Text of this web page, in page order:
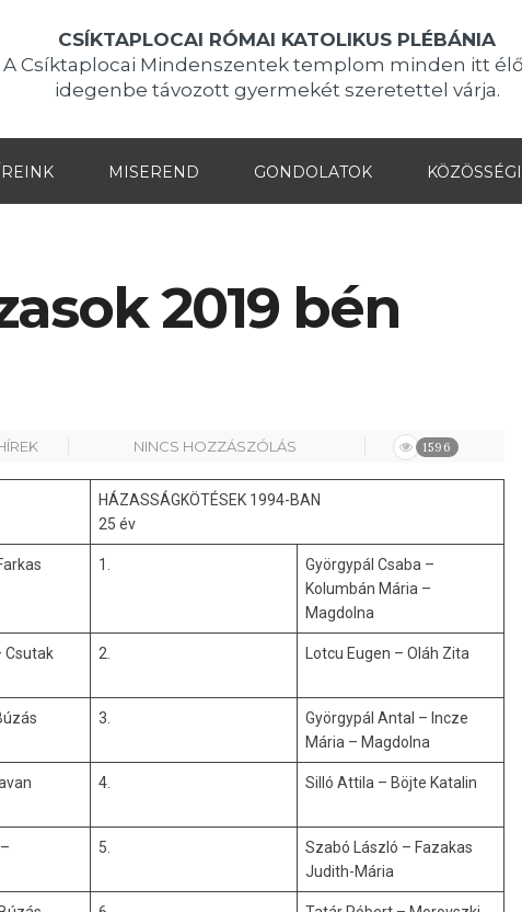
CSÍKTAPLOCAI RÓMAI KATOLIKUS PLÉBÁNIA
A Csíktaplocai Mindenszentek templom minden itt
idegenbe távozott gyermekét szeretettel várja.
MISEREND GONDOLATOK
2019 bén
NINCS HOZZÁSZÓLÁS 1596
HÁZASSÁGKÖTÉSEK 1994-BAN
25 év
1.
Györgypál Csaba –
Kolumbán Mária –
Magdolna
Csutak
2. Lotcu Eugen – Oláh Zita
3.
Györgypál Antal – Incze
Mária – Magdolna
4. Silló Attila – Böjte Katalin
5.
Szabó László – Fazakas
Judith-Mária